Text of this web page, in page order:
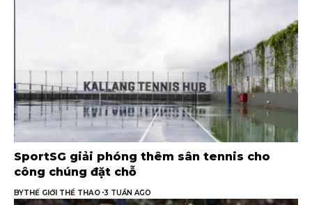
SportSG giải phóng thêm sân tennis cho
công chúng đặt chỗ
BYTHẾ GIỚI THỂ THAO 3 TUẦN AGO